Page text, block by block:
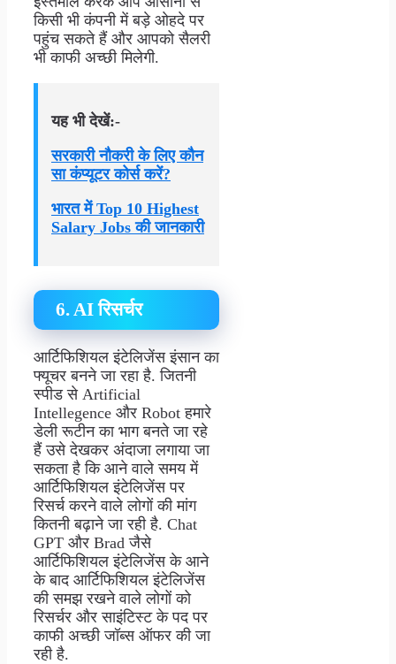
किसी भी कंपनी में बड़े ओहदे पर
पहुंच सकते हैं और आपको सैलरी
भी काफी अच्छी मिलेगी.
यह भी देखें:-
सरकारी नौकरी के लिए कौन
सा कंप्यूटर कोर्स करें?
भारत में Top 10 Highest
Salary Jobs की जानकारी
6. AI रिसर्चर
आर्टिफिशियल इंटेलिजेंस इंसान का
फ्यूचर बनने जा रहा है. जितनी
स्पीड से Artificial
Intellegence और Robot हमारे
डेली रूटीन का भाग बनते जा रहे
हैं उसे देखकर अंदाजा लगाया जा
सकता है कि आने वाले समय में
आर्टिफिशियल इंटेलिजेंस पर
रिसर्च करने वाले लोगों की मांग
कितनी बढ़ाने जा रही है. Chat
GPT और Brad जैसे
आर्टिफिशियल इंटेलिजेंस के आने
के बाद आर्टिफिशियल इंटेलिजेंस
की समझ रखने वाले लोगों को
रिसर्चर और साइंटिस्ट के पद पर
काफी अच्छी जॉब्स ऑफर की जा
रही है.